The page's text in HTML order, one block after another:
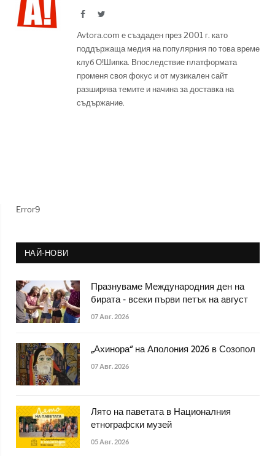
FacebookTwitter
Avtora.com е създаден през 2001 г. като
поддържаща медия на популярния по това време
клуб О!Шипка. Впоследствие платформата
променя своя фокус и от музикален сайт
разширява темите и начина за доставка на
съдържание.
Error9
НАЙ-НОВИ
Празнуваме Международния ден на
бирата - всеки първи петък на август
07 Авг. 2026
„Ахинора“ на Аполония 2026 в Созопол
07 Авг. 2026
Лято на паветата в Националния
етнографски музей
05 Авг. 2026